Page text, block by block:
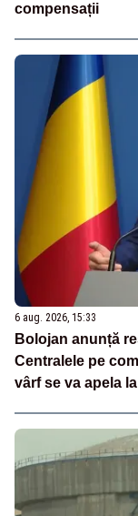
compensații
6 aug. 2026, 15:33
Bolojan anunță
Centralele pe
vârf se va apela